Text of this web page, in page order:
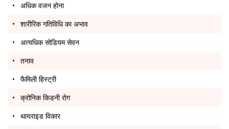
अधिक वजन होना
शारीरिक गतिविधि का अभाव
अत्यधिक सोडियम सेवन
तनाव
फैमिली हिस्ट्री
क्रोनिक किडनी रोग
थायराइड विकार